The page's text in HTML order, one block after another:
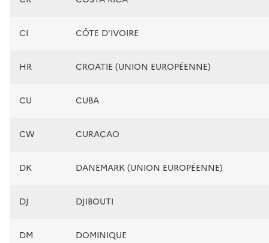
CI CÔTE D'IVOIRE
HR CROATIE (UNION EUROPÉENNE)
CU CUBA
CW CURAÇAO
DK DANEMARK (UNION EUROPÉENNE)
DJ DJIBOUTI
DM DOMINIQUE